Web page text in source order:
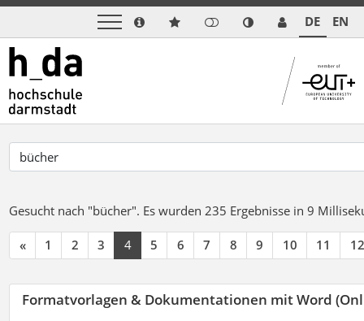
DE EN
Gesucht nach "bücher". Es wurden 235 Ergebnisse in 9
« 1 2 3 4 5 6 7 8 9 10 11 12
Formatvorlagen & Dokumentationen mit Word